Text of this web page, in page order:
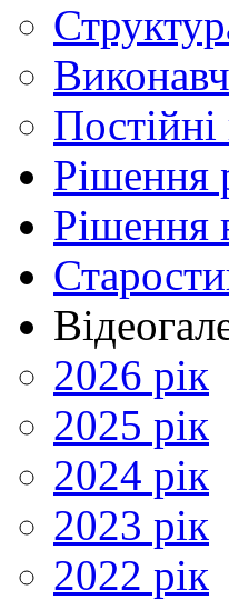
Постійні
Рішення
Рішення
2026 рік
2025 рік
2024 рік
2023 рік
2022 рік